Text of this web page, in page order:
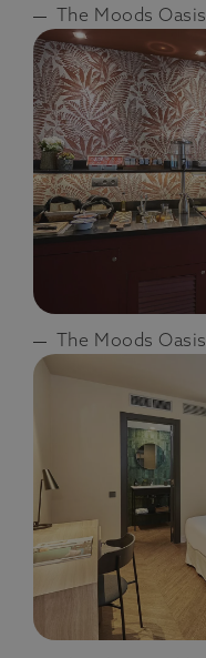
The Moods Oasis
The Moods Oasis